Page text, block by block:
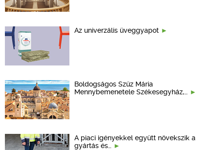
Az univerzális üveggyapot
Boldogságos Szűz Mária
Mennybemenetele Székesegyház,…
A piaci igényekkel együtt növekszik a
gyártás és…